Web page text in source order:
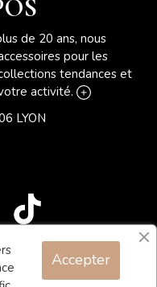
de 20 ans, nous
pour les
tendances et
activité.
LYON
Accepter